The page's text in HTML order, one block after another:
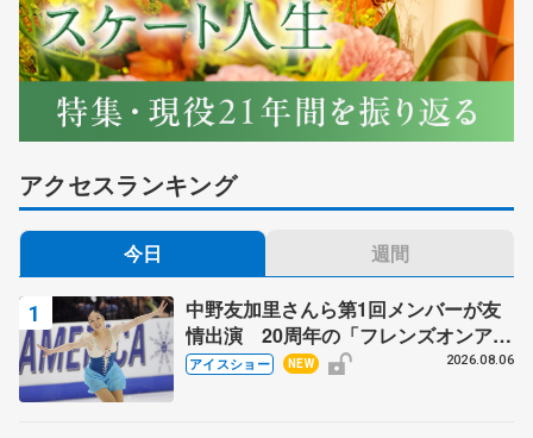
アクセスランキング
今日 週間
中野友加里さんら第1回メンバーが友
情出演 20周年の「フレンズオンアイ
ス」 宮本賢二さん、有川梨絵さん、
アイスショー NEW 2026.08.06